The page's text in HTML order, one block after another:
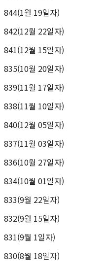
844(1월 19일자)
842(12월 22일자)
841(12월 15일자)
835(10월 20일자)
839(11월 17일자)
838(11월 10일자)
840(12월 05일자)
837(11월 03일자)
836(10월 27일자)
834(10월 01일자)
833(9월 22일자)
832(9월 15일자)
831(9월 1일자)
830(8월 18일자)